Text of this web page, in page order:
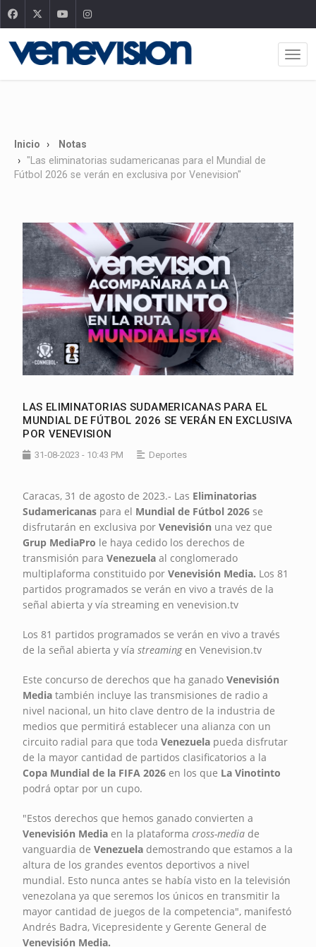
Inicio
Notas
"Las eliminatorias sudamericanas para el Mundial de
Fútbol 2026 se verán en exclusiva por Venevision"
LAS ELIMINATORIAS SUDAMERICANAS PARA EL
MUNDIAL DE FÚTBOL 2026 SE VERÁN EN EXCLUSIVA
POR VENEVISION
31-08-2023 - 10:43 PM Deportes
Caracas, 31 de agosto de 2023.- Las Eliminatorias
Sudamericanas para el Mundial de Fútbol 2026 se
disfrutarán en exclusiva porVenevisión una vez que
Grup MediaPro le haya cedido los derechos de
transmisión paraVenezuelaal conglomerado
multiplaforma constituido porVenevisión Media. Los 81
partidos programados se verán en vivo a través de la
señal abierta y vía streaming en venevision.tv
Los 81 partidos programados se verán en vivo a través
de la señal abierta y víastreaming en Venevision.tv
Este concurso de derechos que ha ganadoVenevisión
Mediatambién incluye las transmisiones de radio a
nivel nacional, un hito clave dentro de la industria de
medios que permitirá establecer una alianza con un
circuito radial para que todaVenezuela pueda disfrutar
de la mayor cantidad de partidos clasificatorios a la
Copa Mundial de la FIFA 2026 en los que La Vinotinto
podrá optar por un cupo.
"Estos derechos que hemos ganado convierten a
Venevisión Media en la plataformacross-media de
vanguardia deVenezuela demostrando que estamos a la
altura de los grandes eventos deportivos a nivel
mundial. Esto nunca antes se había visto en la televisión
venezolana ya que seremos los únicos en transmitir la
mayor cantidad de juegos de la competencia", manifestó
Andrés Badra, Vicepresidente y Gerente General de
Venevisión Media.